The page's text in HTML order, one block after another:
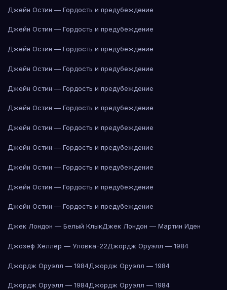
Джейн Остин — Гордость и предубеждение
Джейн Остин — Гордость и предубеждение
Джейн Остин — Гордость и предубеждение
Джейн Остин — Гордость и предубеждение
Джейн Остин — Гордость и предубеждение
Джейн Остин — Гордость и предубеждение
Джейн Остин — Гордость и предубеждение
Джейн Остин — Гордость и предубеждение
Джейн Остин — Гордость и предубеждение
Джейн Остин — Гордость и предубеждение
Джейн Остин — Гордость и предубеждение
Джек Лондон — Белый КлыкДжек Лондон — Мартин Иден
Джозеф Хеллер — Уловка-22Джордж Оруэлл — 1984
Джордж Оруэлл — 1984Джордж Оруэлл — 1984
Джордж Оруэлл — 1984Джордж Оруэлл — 1984